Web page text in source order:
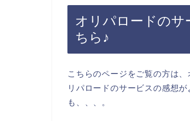
オリパロードのサ
ちら♪
こちらのページをご覧の方は
リパロードのサービスの感想
も、、、。